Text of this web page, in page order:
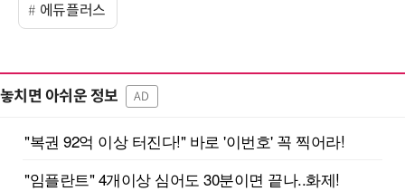
에듀플러스
놓치면 아쉬운 정보 AD